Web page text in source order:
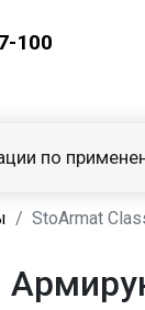
100
по
StoArmat